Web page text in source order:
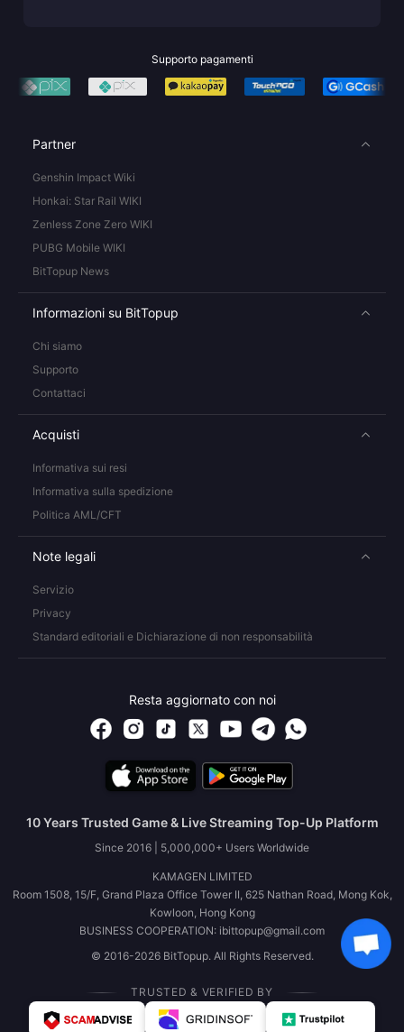
Supporto pagamenti
Partner
Genshin Impact Wiki
Honkai: Star Rail WIKI
Zenless Zone Zero WIKI
PUBG Mobile WIKI
BitTopup News
Informazioni su BitTopup
Chi siamo
Supporto
Contattaci
Acquisti
Informativa sui resi
Informativa sulla spedizione
Politica AML/CFT
Note legali
Servizio
Privacy
Standard editoriali e Dichiarazione di non responsabilità
Resta aggiornato con noi
10 Years Trusted Game & Live Streaming Top-Up Platform
Since 2016 | 5,000,000+ Users Worldwide
KAMAGEN LIMITED
Room 1508, 15/F, Grand Plaza Office Tower II, 625 Nathan Road, Mong Kok,
Kowloon, Hong Kong
BUSINESS COOPERATION: ibittopup@gmail.com
© 2016-2026 BitTopup. All Rights Reserved.
TRUSTED & VERIFIED BY